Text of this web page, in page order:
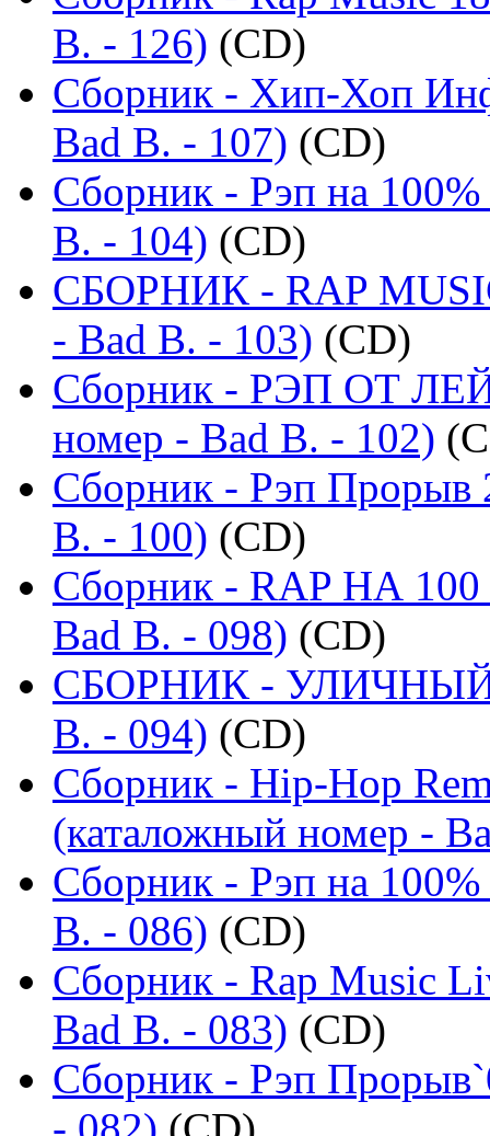
B. - 126) (CD)
Сборник - Хип-Хоп
Bad B. - 107) (CD)
Сборник - Рэп на
B. - 104) (CD)
СБОРНИК - RAP
- Bad B. - 103) (CD)
Сборник - РЭП ОТ
номер - Bad B. - 102)
Сборник - Рэп Прорыв
B. - 100) (CD)
Сборник - RAP НА 100
Bad B. - 098) (CD)
СБОРНИК - УЛИЧНЫЙ
B. - 094) (CD)
Сборник - Hip-Hop
(каталожный номер -
Сборник - Рэп на
B. - 086) (CD)
Сборник - Rap Music
Bad B. - 083) (CD)
Сборник - Рэп